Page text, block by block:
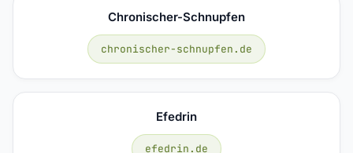
Chronischer-Schnupfen
chronischer-schnupfen.de
Efedrin
efedrin.de